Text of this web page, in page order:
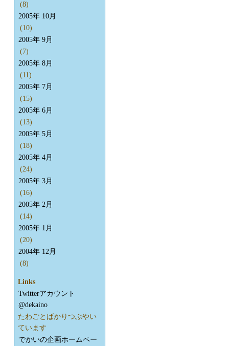
(8)
2005年 10月
(10)
2005年 9月
(7)
2005年 8月
(11)
2005年 7月
(15)
2005年 6月
(13)
2005年 5月
(18)
2005年 4月
(24)
2005年 3月
(16)
2005年 2月
(14)
2005年 1月
(20)
2004年 12月
(8)
Links
Twitterアカウント
@dekaino
たわごとばかりつぶやい
ています
でかいの企画ホームペー